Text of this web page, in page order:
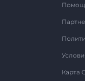
Карта